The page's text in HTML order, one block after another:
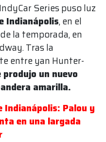
Series puso luz
Indianápolis, en el
la temporada, en
Tras la
entre yan Hunter-
produjo un nuevo
amarilla.
Indianápolis: Palou y
en una largada